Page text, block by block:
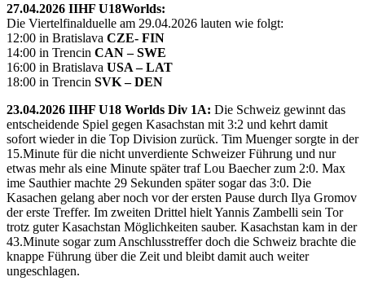
27.04.2026 IIHF U18Worlds:
Die Viertelfinalduelle am 29.04.2026 lauten wie folgt:
12:00 in Bratislava CZE- FIN
14:00 in Trencin CAN – SWE
16:00 in Bratislava USA – LAT
18:00 in Trencin SVK – DEN
23.04.2026 IIHF U18 Worlds Div 1A: Die Schweiz gewinnt das
entscheidende Spiel gegen Kasachstan mit 3:2 und kehrt damit
sofort wieder in die Top Division zurück. Tim Muenger sorgte in der
15.Minute für die nicht unverdiente Schweizer Führung und nur
etwas mehr als eine Minute später traf Lou Baecher zum 2:0. Max
ime Sauthier machte 29 Sekunden später sogar das 3:0. Die
Kasachen gelang aber noch vor der ersten Pause durch Ilya Gromov
der erste Treffer. Im zweiten Drittel hielt Yannis Zambelli sein Tor
trotz guter Kasachstan Möglichkeiten sauber. Kasachstan kam in der
43.Minute sogar zum Anschlusstreffer doch die Schweiz brachte die
knappe Führung über die Zeit und bleibt damit auch weiter
ungeschlagen.